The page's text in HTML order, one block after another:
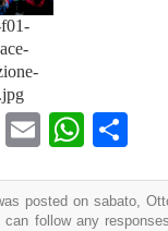
TwitterEmail
posted on sabato,
can follow any